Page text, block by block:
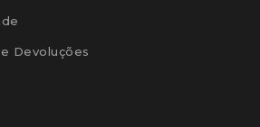
Devoluções